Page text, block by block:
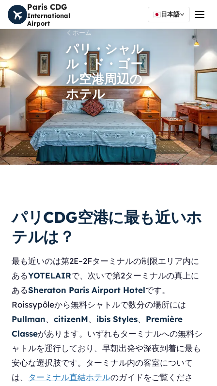
Paris CDG
International
Airport
日本語
ホーム
パリ・シャル
ル・ド・ゴー
ル空港周辺の
ホテル
パリCDG空港に最も近いホ
テルは？
最も近いのは第2E–2Fターミナルの制限エリア内に
あるYOTELAIRで、次いで第2ターミナルの真上に
あるSheraton Paris Airport Hotelです。
Roissypôleから無料シャトルで数分の場所には
Pullman、 citizenM、 ibis Styles、 Première
Classeがあります。いずれもターミナルへの無料シ
ャトルを運行しており、早朝出発や深夜到着に最も
安心な選択肢です。ターミナル内の客室について
は、 ターミナル直結ホテルのガイドをご覧くださ